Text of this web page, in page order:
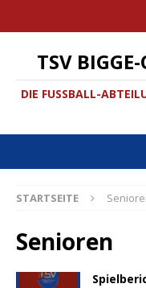
TSV
DIE FUSSBALL-
STARTSEITE
Senioren